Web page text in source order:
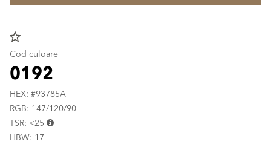
star_border
Cod culoare
0192
HEX: #93785A
RGB: 147/120/90
TSR: <25
HBW: 17